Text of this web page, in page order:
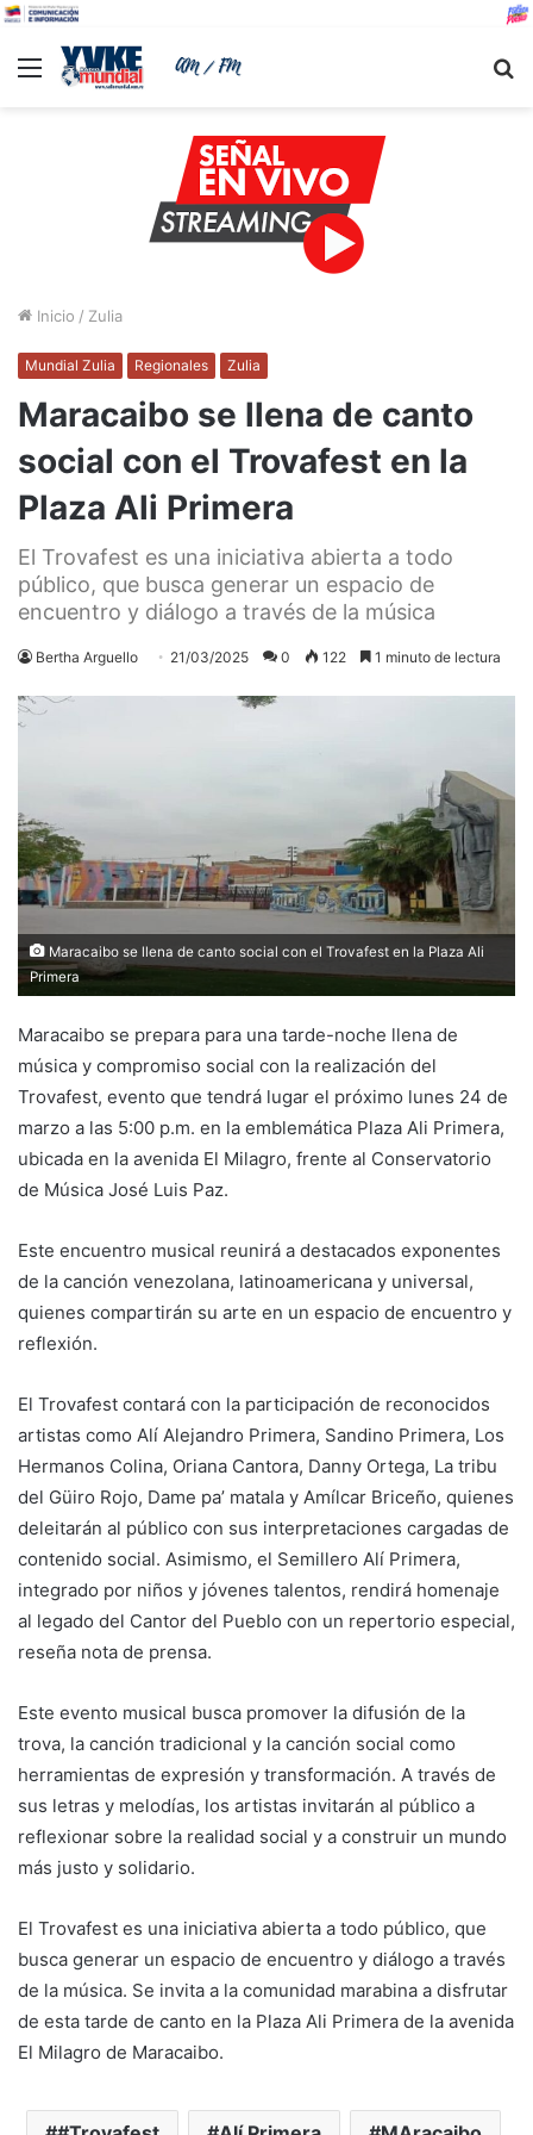
Menu
Inicio / Zulia
Mundial Zulia Regionales Zulia
Maracaibo se llena de canto
social con el Trovafest en la
Plaza Ali Primera
El Trovafest es una iniciativa abierta a todo
público, que busca generar un espacio de
encuentro y diálogo a través de la música
Bertha Arguello 21/03/2025 0 122 1 minuto de lectura
Maracaibo se llena de canto social con el Trovafest en la Plaza Ali
Primera
Maracaibo se prepara para una tarde-noche llena de
música y compromiso social con la realización del
Trovafest, evento que tendrá lugar el próximo lunes 24 de
marzo a las 5:00 p.m. en la emblemática Plaza Ali Primera,
ubicada en la avenida El Milagro, frente al Conservatorio
de Música José Luis Paz.
Este encuentro musical reunirá a destacados exponentes
de la canción venezolana, latinoamericana y universal,
quienes compartirán su arte en un espacio de encuentro y
reflexión.
El Trovafest contará con la participación de reconocidos
artistas como Alí Alejandro Primera, Sandino Primera, Los
Hermanos Colina, Oriana Cantora, Danny Ortega, La tribu
del Güiro Rojo, Dame pa’ matala y Amílcar Briceño, quienes
deleitarán al público con sus interpretaciones cargadas de
contenido social. Asimismo, el Semillero Alí Primera,
integrado por niños y jóvenes talentos, rendirá homenaje
al legado del Cantor del Pueblo con un repertorio especial,
reseña nota de prensa.
Este evento musical busca promover la difusión de la
trova, la canción tradicional y la canción social como
herramientas de expresión y transformación. A través de
sus letras y melodías, los artistas invitarán al público a
reflexionar sobre la realidad social y a construir un mundo
más justo y solidario.
El Trovafest es una iniciativa abierta a todo público, que
busca generar un espacio de encuentro y diálogo a través
de la música. Se invita a la comunidad marabina a disfrutar
de esta tarde de canto en la Plaza Ali Primera de la avenida
El Milagro de Maracaibo.